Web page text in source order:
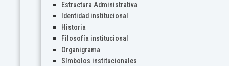
Estructura Administrativa
Identidad institucional
Historia
Filosofía institucional
Organigrama
Símbolos institucionales